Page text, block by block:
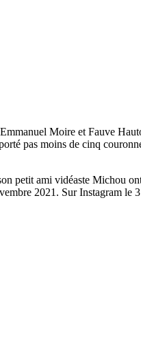
Moire et Fauve
pas moins de cinq
petit ami vidéaste Michou
2021. Sur Instagram le